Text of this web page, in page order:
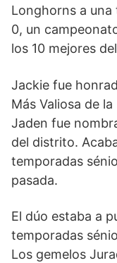
Longhorns a
0, un
los 10 mejores
Jackie fue
Más Valiosa de
Jaden fue
del distrito.
temporadas
pasada.
El dúo estaba a
temporadas
Los gemelos